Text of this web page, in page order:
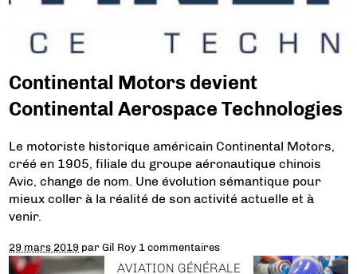
Continental Motors devient
Continental Aerospace Technologies
Le motoriste historique américain Continental Motors,
créé en 1905, filiale du groupe aéronautique chinois
Avic, change de nom. Une évolution sémantique pour
mieux coller à la réalité de son activité actuelle et à
venir.
29 mars 2019 parGil Roy 1 commentaires
AVIATION GÉNÉRALE